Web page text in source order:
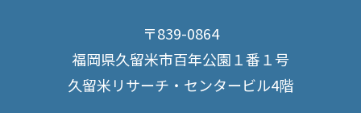
〒839-0864
福岡県久留米市百年公園１番１号
久留米リサーチ・センタービル4階